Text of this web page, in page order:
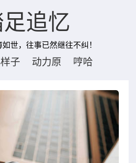
追忆
世，往事已然继往不纠！
子 动力原 哼哈